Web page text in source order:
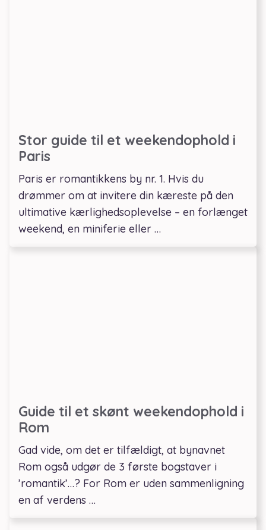
Stor guide til et weekendophold i
Paris
Paris er romantikkens by nr. 1. Hvis du
drømmer om at invitere din kæreste på den
ultimative kærlighedsoplevelse – en forlænget
weekend, en miniferie eller …
Guide til et skønt weekendophold i
Rom
Gad vide, om det er tilfældigt, at bynavnet
Rom også udgør de 3 første bogstaver i
’romantik’…? For Rom er uden sammenligning
en af verdens …